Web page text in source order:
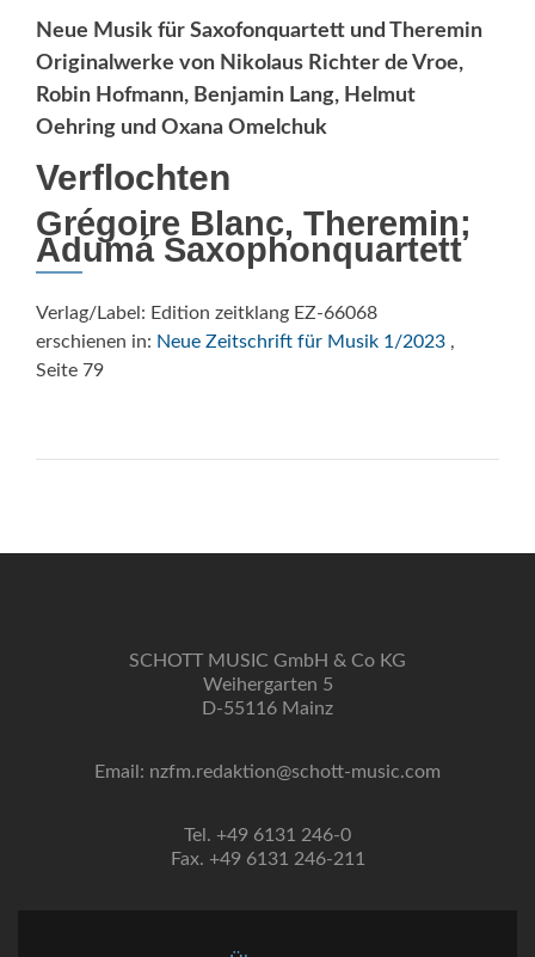
Neue Musik für Saxofonquartett und Theremin
Originalwerke von Nikolaus Richter de Vroe,
Robin Hofmann, Benjamin Lang, Helmut
Oehring und Oxana Omelchuk
Verflochten
Grégoire Blanc, Theremin;
Adumá Saxophonquartett
Verlag/Label: Edition zeitklang EZ-66068
erschienen in: Neue Zeitschrift für Musik 1/2023 ,
Seite 79
SCHOTT MUSIC GmbH & Co KG
Weihergarten 5
D-55116 Mainz
Email: nzfm.redaktion@schott-music.com
Tel. +49 6131 246-0
Fax. +49 6131 246-211